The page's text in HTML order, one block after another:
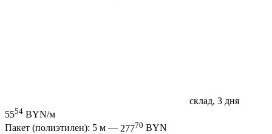
склад, 3 дня
5554 BYN/м
Пакет (полиэтилен): 5 м — 27770 BYN